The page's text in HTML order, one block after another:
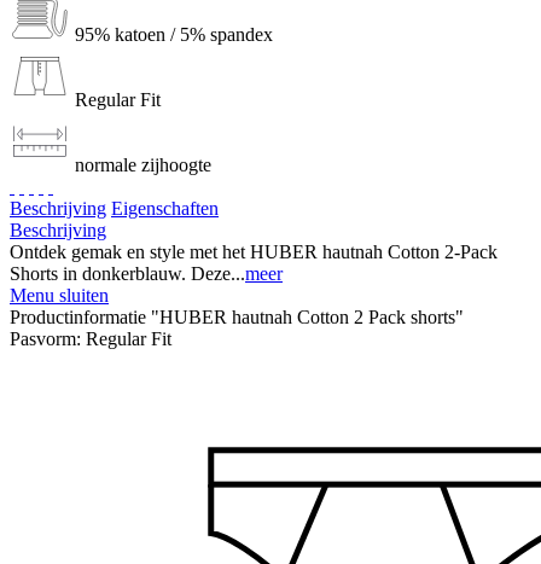
95% katoen / 5% spandex
Regular Fit
normale zijhoogte
Beschrijving Eigenschaften
Beschrijving
Ontdek gemak en style met het HUBER hautnah Cotton 2-Pack
Shorts in donkerblauw. Deze...meer
Menu sluiten
Productinformatie "HUBER hautnah Cotton 2 Pack shorts"
Pasvorm: Regular Fit